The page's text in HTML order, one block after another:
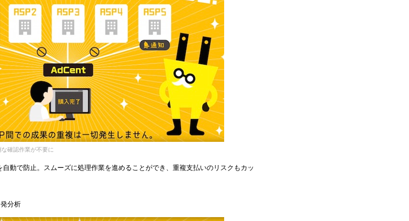
確認作業が不要に
自動で防止。スムーズに処理作業を進めることができ、重複支払いのリスクもカッ
分析